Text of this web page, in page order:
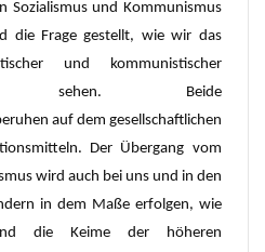
Sozialismus und Kommunismus
die Frage gestellt, wie wir das
und kommunistischer
sehen. Beide
auf dem gesellschaftlichen
Der Übergang vom
wird auch bei uns und in den
in dem Maße erfolgen, wie
die Keime der höheren